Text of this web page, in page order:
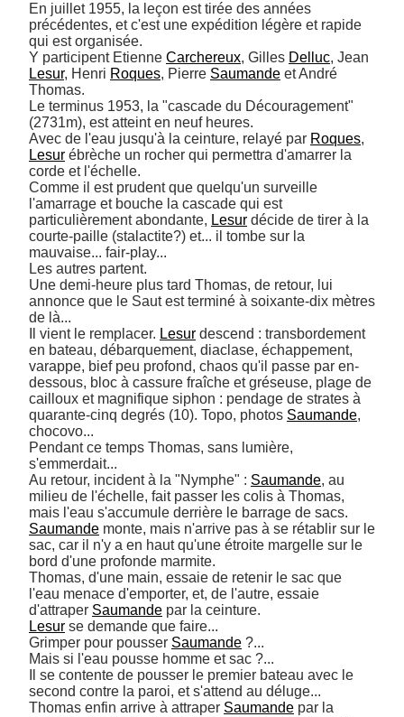
En juillet 1955, la leçon est tirée des années
précédentes, et c'est une expédition légère et rapide
qui est organisée.
Y participent Etienne Carchereux, Gilles Delluc
Lesur, Henri Roques, Pierre Saumande et André
Thomas.
Le terminus 1953, la "cascade du Découragement"
(2731m), est atteint en neuf heures.
Avec de l'eau jusqu'à la ceinture, relayé par Roques
Lesur ébrèche un rocher qui permettra d'amarrer la
corde et l'échelle.
Comme il est prudent que quelqu'un surveille
l'amarrage et bouche la cascade qui est
particulièrement abondante, Lesur décide de tirer à la
courte-paille (stalactite?) et... il tombe sur la
mauvaise... fair-play...
Les autres partent.
Une demi-heure plus tard Thomas, de retour, lui
annonce que le Saut est terminé à soixante-dix mètres
de là...
Il vient le remplacer. Lesur descend : transbordement
en bateau, débarquement, diaclase, échappement,
varappe, bief peu profond, chaos qu'il passe par en-
dessous, bloc à cassure fraîche et gréseuse, plage de
cailloux et magnifique siphon : pendage de strates à
quarante-cinq degrés (10). Topo, photos Saumande,
chocovo...
Pendant ce temps Thomas, sans lumière,
s'emmerdait...
Au retour, incident à la "Nymphe" : Saumande, au
milieu de l'échelle, fait passer les colis à Thomas,
Saumande monte, mais n'arrive pas à se rétablir sur le
sac, car il n'y a en haut qu'une étroite margelle sur le
bord d'une profonde marmite.
Thomas, d'une main, essaie de retenir le sac que
l'eau menace d'emporter, et, de l'autre, essaie
d'attraper Saumande
Lesur se demande que faire...
Grimper pour pousser Saumande ?...
Mais si l'eau pousse homme et sac ?...
Il se contente de pousser le premier bateau avec le
second contre la paroi, et s'attend au déluge...
Thomas enfin arrive à attraper Saumande par la